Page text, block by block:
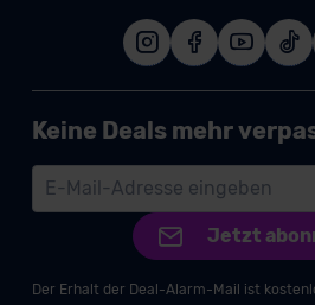
Keine Deals mehr
Jetzt
Der Erhalt der Deal-Alarm-Mail ist